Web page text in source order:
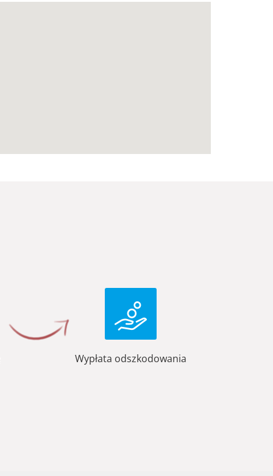
Wypłata odszkodowania